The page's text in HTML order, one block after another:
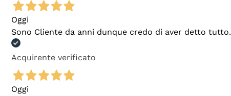
Oggi
Sono Cliente da anni dunque credo di aver detto tutto.
Acquirente verificato
Oggi